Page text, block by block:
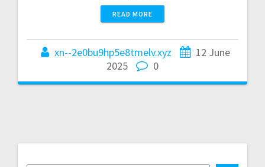
READ MORE
xn--2e0bu9hp5e8tmelv.xyz
12 June
2025
0